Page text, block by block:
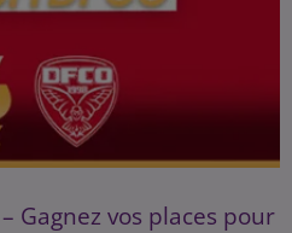
Gagnez vos places pour